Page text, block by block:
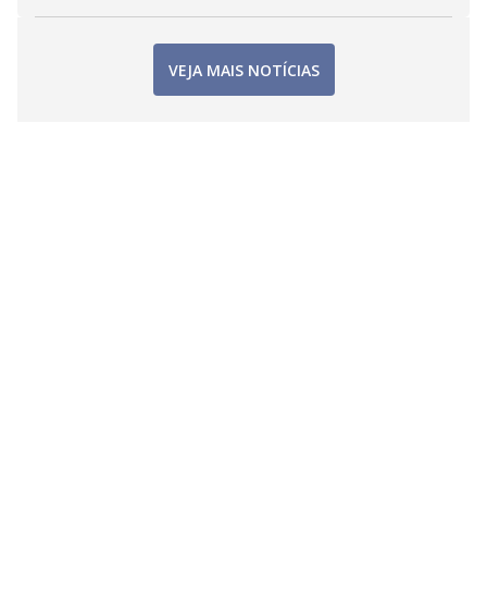
VEJA MAIS NOTÍCIAS